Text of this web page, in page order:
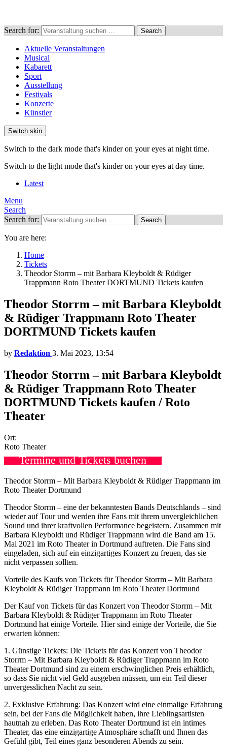
Search for: Search
Aktuelle Veranstaltungen
Musical
Kabarett
Sport
Ausstellung
Festivals
Konzerte
Künstler
Switch skin
Switch to the dark mode that's kinder on your eyes at night time.
Switch to the light mode that's kinder on your eyes at day time.
Latest
Menu
Search
Search for:
Search
You are here:
Home
Tickets
Theodor Storrm – mit Barbara Kleyboldt & Rüdiger
Trappmann Roto Theater DORTMUND Tickets kaufen
Theodor Storrm – mit Barbara Kleyboldt
& Rüdiger Trappmann Roto Theater
DORTMUND Tickets kaufen
by Redaktion 3. Mai 2023, 13:54
Theodor Storrm – mit Barbara Kleyboldt
& Rüdiger Trappmann Roto Theater
DORTMUND Tickets kaufen / Roto
Theater
Ort:
Roto Theater
Termine und Tickets buchen
Theodor Storrm – Mit Barbara Kleyboldt & Rüdiger Trappmann im
Roto Theater Dortmund
Theodor Storrm – eine der bekanntesten Bands Deutschlands – sind
wieder auf Tour und werden ihre Fans mit ihrem unvergleichlichen
Sound und ihrer kraftvollen Performance begeistern. Zusammen mit
Barbara Kleyboldt und Rüdiger Trappmann wird die Band am 15.
Mai 2021 im Roto Theater in Dortmund auftreten. Die Fans sind
eingeladen, sich auf ein einzigartiges Konzert zu freuen, das sie
nicht verpassen sollten.
Vorteile des Kaufs von Tickets für Theodor Storrm – Mit Barbara
Kleyboldt & Rüdiger Trappmann im Roto Theater Dortmund
Der Kauf von Tickets für das Konzert von Theodor Storrm – Mit
Barbara Kleyboldt & Rüdiger Trappmann im Roto Theater
Dortmund hat einige Vorteile. Hier sind einige der Vorteile, die Sie
erwarten können:
1. Günstige Tickets: Die Tickets für das Konzert von Theodor
Storrm – Mit Barbara Kleyboldt & Rüdiger Trappmann im Roto
Theater Dortmund sind zu einem erschwinglichen Preis erhältlich,
so dass Sie nicht viel Geld ausgeben müssen, um ein Teil dieser
unvergesslichen Nacht zu sein.
2. Exklusive Erfahrung: Das Konzert wird eine einmalige Erfahrung
sein, bei der Fans die Möglichkeit haben, ihre Lieblingsartisten
hautnah zu erleben. Das Roto Theater Dortmund ist ein intimes
Theater, das eine einzigartige Atmosphäre schafft und Ihnen das
Gefühl gibt, Teil eines ganz besonderen Abends zu sein.